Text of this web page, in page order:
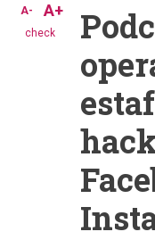
check
A- A+